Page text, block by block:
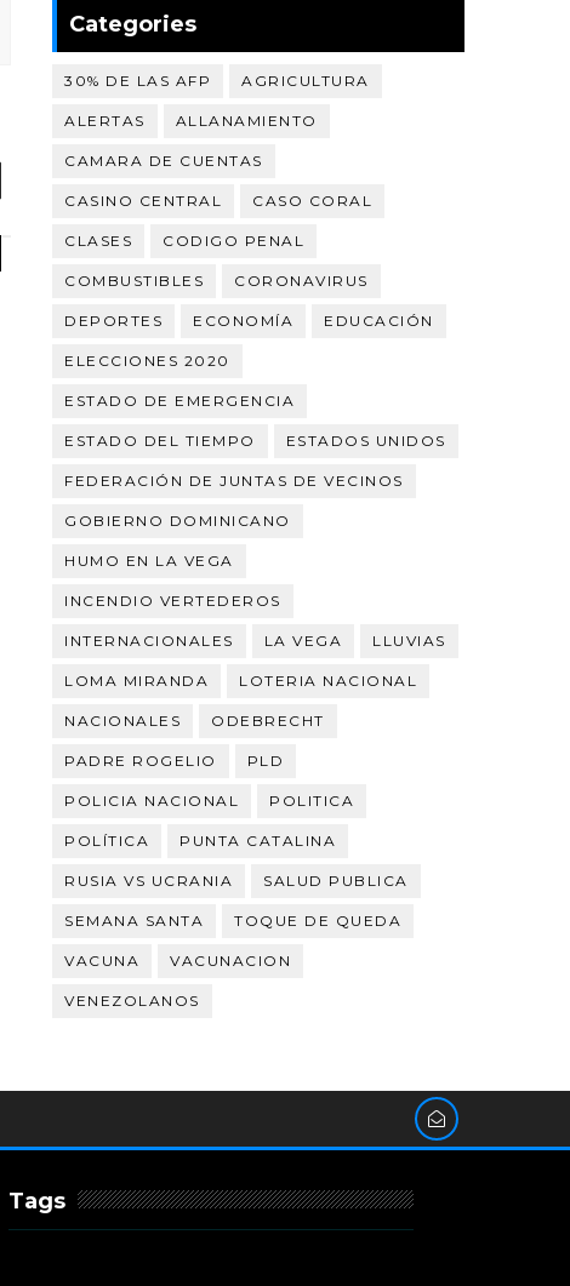
Categories
30% DE LAS AFP AGRICULTURA
ALERTAS ALLANAMIENTO
CAMARA DE CUENTAS
CASINO CENTRAL CASO CORAL
CLASES CODIGO PENAL
COMBUSTIBLES CORONAVIRUS
DEPORTES ECONOMÍA EDUCACIÓN
ELECCIONES 2020
ESTADO DE EMERGENCIA
ESTADO DEL TIEMPO ESTADOS UNIDOS
FEDERACIÓN DE JUNTAS DE VECINOS
GOBIERNO DOMINICANO
HUMO EN LA VEGA
INCENDIO VERTEDEROS
INTERNACIONALES LA VEGA LLUVIAS
LOMA MIRANDA LOTERIA NACIONAL
NACIONALES ODEBRECHT
PADRE ROGELIO PLD
POLICIA NACIONAL POLITICA
POLÍTICA PUNTA CATALINA
RUSIA VS UCRANIA SALUD PUBLICA
SEMANA SANTA TOQUE DE QUEDA
VACUNA VACUNACION
VENEZOLANOS
Tags